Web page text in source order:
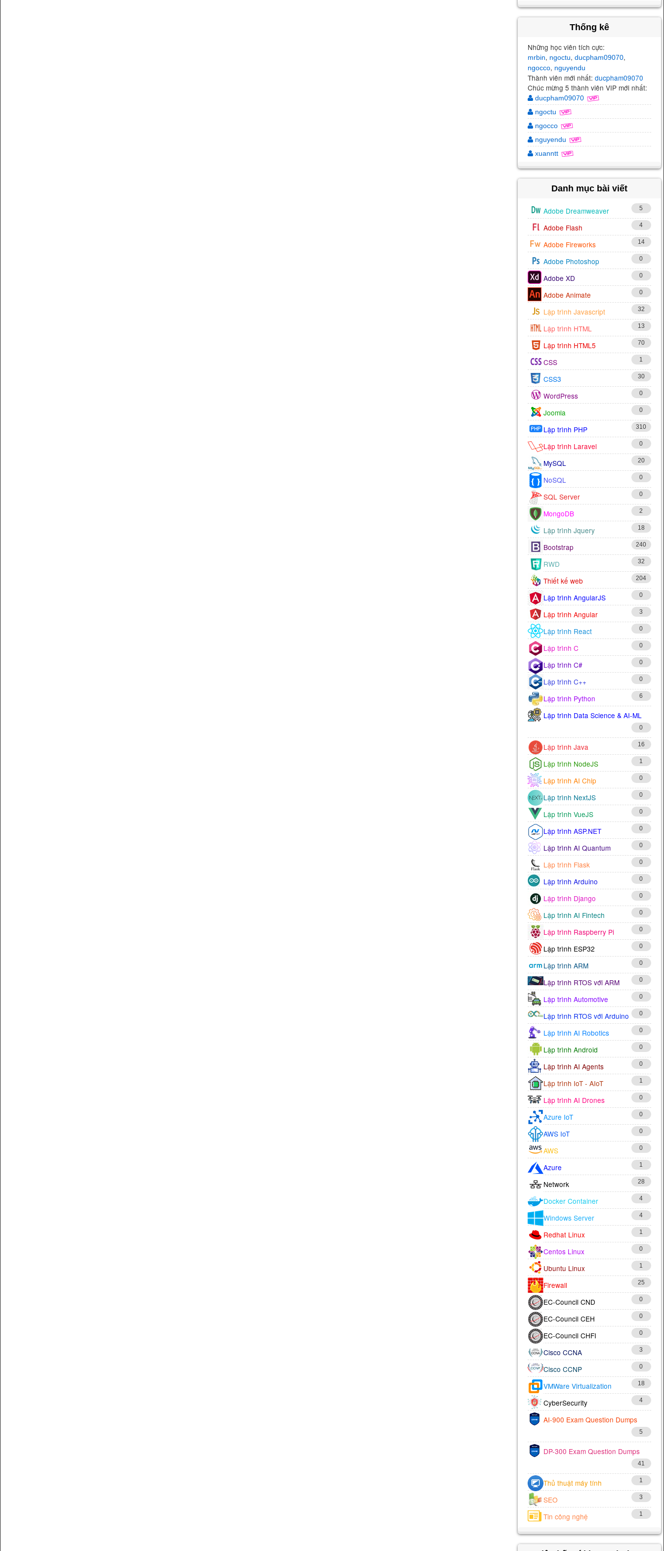
Thống kê
Những học viên tích cực:
mrbin, ngoctu, ducpham09070,
ngocco, nguyendu
Thành viên mới nhất: ducpham09070
Chúc mừng 5 thành viên VIP mới nhất:
ducpham09070
ngoctu
ngocco
nguyendu
xuanntt
Danh mục bài viết
Adobe Dreamweaver 5
Adobe Flash 4
Adobe Fireworks 14
Adobe Photoshop 0
Adobe XD 0
Adobe Animate 0
Lập trình Javascript 32
Lập trình HTML 13
Lập trình HTML5 70
CSS 1
CSS3 30
WordPress 0
Joomla 0
Lập trình PHP 310
Lập trình Laravel 0
MySQL 20
NoSQL 0
SQL Server 0
MongoDB 2
Lập trình Jquery 18
Bootstrap 240
RWD 32
Thiết kế web 204
Lập trình AngularJS 0
Lập trình Angular 3
Lập trình React 0
Lập trình C 0
Lập trình C# 0
Lập trình C++ 0
Lập trình Python 6
Lập trình Data Science & AI-ML
0
Lập trình Java 16
Lập trình NodeJS 1
Lập trình AI Chip 0
Lập trình NextJS 0
Lập trình VueJS 0
Lập trình ASP.NET 0
Lập trình AI Quantum 0
Lập trình Flask 0
Lập trình Arduino 0
Lập trình Django 0
Lập trình AI Fintech 0
Lập trình Raspberry Pi 0
Lập trình ESP32 0
Lập trình ARM 0
Lập trình RTOS với ARM 0
Lập trình Automotive 0
Lập trình RTOS với Arduino 0
Lập trình AI Robotics 0
Lập trình Android 0
Lập trình AI Agents 0
Lập trình IoT - AIoT 1
Lập trình AI Drones 0
Azure IoT 0
AWS IoT 0
AWS 0
Azure 1
Network 28
Docker Container 4
Windows Server 4
Redhat Linux 1
Centos Linux 0
Ubuntu Linux 1
Firewall 25
EC-Council CND 0
EC-Council CEH 0
EC-Council CHFI 0
Cisco CCNA 3
Cisco CCNP 0
VMWare Virtualization 18
CyberSecurity 4
AI-900 Exam Question Dumps
5
DP-300 Exam Question Dumps
41
Thủ thuật máy tính 1
SEO 3
Tin công nghệ 1